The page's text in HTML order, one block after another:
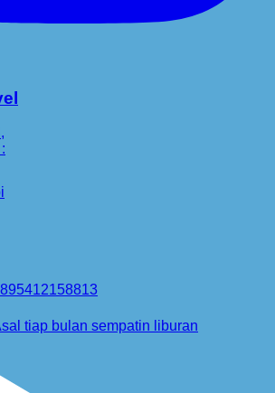
tiap bulan sempatin liburan